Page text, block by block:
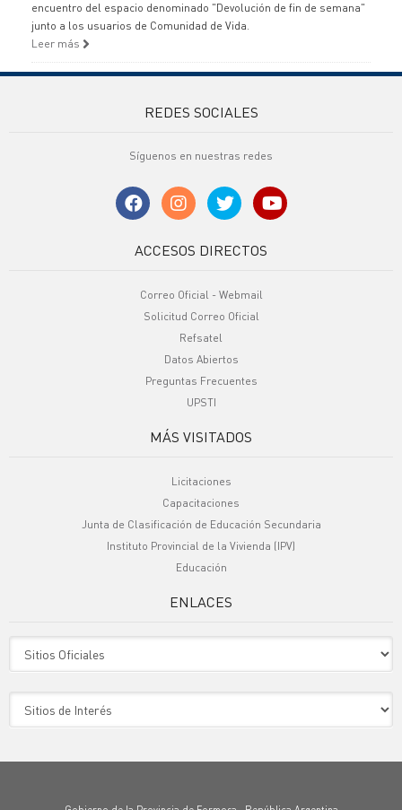
encuentro del espacio denominado "Devolución de fin de semana"
junto a los usuarios de Comunidad de Vida.
Leer más
REDES SOCIALES
Síguenos en nuestras redes
ACCESOS DIRECTOS
Correo Oficial - Webmail
Solicitud Correo Oficial
Refsatel
Datos Abiertos
Preguntas Frecuentes
UPSTI
MÁS VISITADOS
Licitaciones
Capacitaciones
Junta de Clasificación de Educación Secundaria
Instituto Provincial de la Vivienda (IPV)
Educación
ENLACES